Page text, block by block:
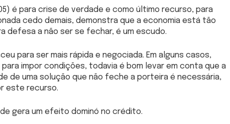
é para crise de verdade e como último recurso, para
cedo demais, demonstra que a economia está tão
defesa a não ser se fechar, é um escudo.
para ser mais rápida e negociada. Em alguns casos,
impor condições, todavia é bom levar em conta que a
de uma solução que não feche a porteira é necessária,
este recurso.
gera um efeito dominó no crédito.